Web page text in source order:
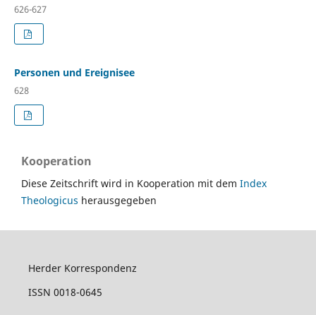
626-627
Personen und Ereignisee
628
Kooperation
Diese Zeitschrift wird in Kooperation mit dem Index
Theologicus herausgegeben
Herder Korrespondenz
ISSN 0018-0645